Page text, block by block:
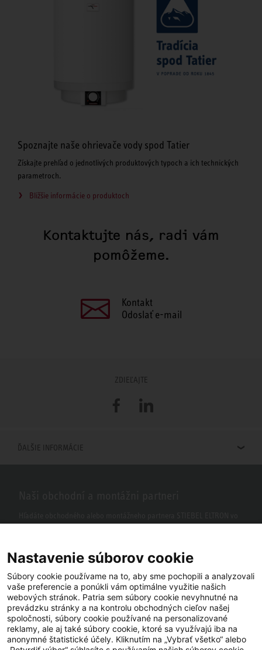
Spoznajte naše ohrievače vody spod Tatier
Získajte prehľad o jednotlivých produktových typoch a ich technických
parametroch.
Bližšie informácie o produktoch
Kontaktujte nás, radi vám
pomôžeme.
Kontakt
Odoslať e-mail
ZDIEĽAJTE
FacebookLinkedIn
ĎALŠIE INFORMÁCIE
Facebook YouTube LinkedIn
Nastavenie súborov cookie
Súbory cookie používame na to, aby sme pochopili a analyzovali
vaše preferencie a ponúkli vám optimálne využitie našich
webových stránok. Patria sem súbory cookie nevyhnutné na
prevádzku stránky a na kontrolu obchodných cieľov našej
spoločnosti, súbory cookie používané na personalizované
reklamy, ale aj také súbory cookie, ktoré sa využívajú iba na
anonymné štatistické účely. Kliknutím na „Vybrať všetko“ alebo